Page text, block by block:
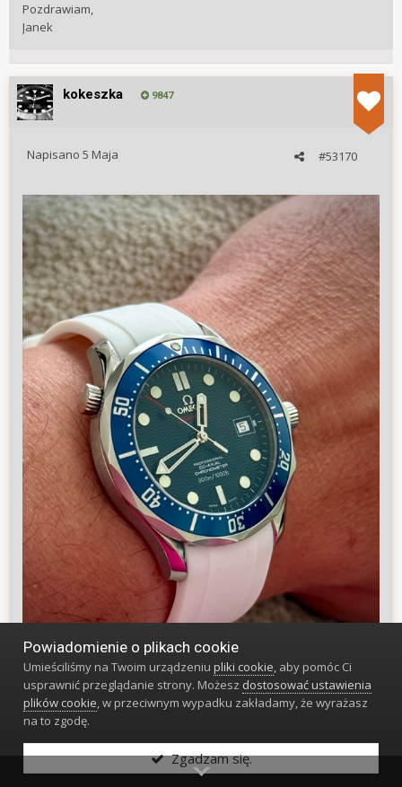
Pozdrawiam,
Janek
kokeszka 9847
#53170
Napisano 5 Maja
11
51425
Powiadomienie o plikach cookie
Umieściliśmy na Twoim urządzeniupliki cookie, aby pomóc Ci
usprawnić przeglądanie strony. Możesz dostosować ustawienia
plików cookie, w przeciwnym wypadku zakładamy, że wyrażasz
na to zgodę.
Zgadzam się.